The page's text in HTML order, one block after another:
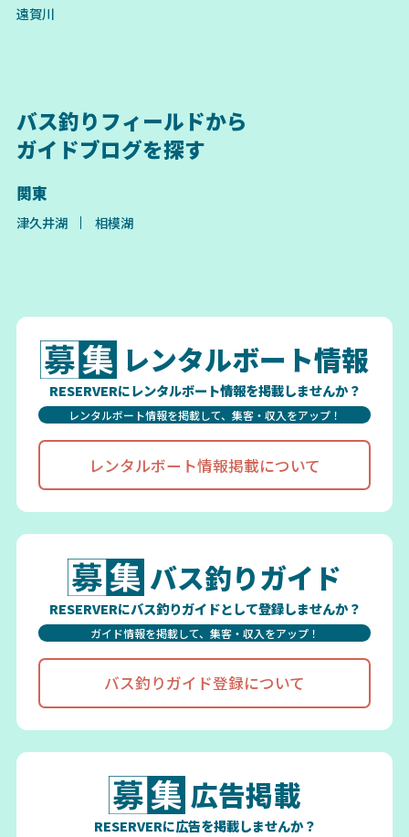
遠賀川
バス釣りフィールドから
ガイドブログを探す
関東
津久井湖 相模湖
レンタルボート情報
RESERVERにレンタルボート情報を掲載しませんか？
レンタルボート情報を掲載して、集客・収入をアップ！
レンタルボート情報掲載について
バス釣りガイド
RESERVERにバス釣りガイドとして登録しませんか？
ガイド情報を掲載して、集客・収入をアップ！
バス釣りガイド登録について
広告掲載
RESERVERに広告を掲載しませんか？